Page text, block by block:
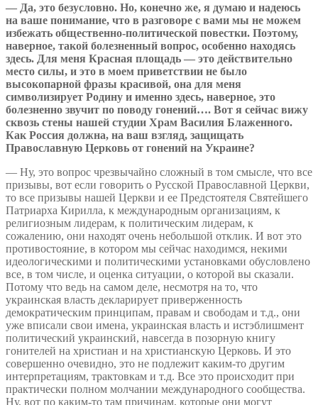
— Да, это безусловно. Но, конечно же, я думаю и надеюсь
на ваше понимание, что в разговоре с вами мы не можем
избежать общественно-политической повестки. Поэтому,
наверное, такой болезненный вопрос, особенно находясь
здесь. Для меня Красная площадь — это действительно
место силы, и это в моем приветствии не было
высокопарной фразы красивой, она для меня
символизирует Родину и именно здесь, наверное, это
болезненно звучит по поводу гонений…. Вот я сейчас вижу
сквозь стены нашей студии Храм Василия Блаженного.
Как Россия должна, на ваш взгляд, защищать
Православную Церковь от гонений на Украине?
— Ну, это вопрос чрезвычайно сложный в том смысле, что все
призывы, вот если говорить о Русской Православной Церкви,
то все призывы нашей Церкви и ее Предстоятеля Святейшего
Патриарха Кирилла, к международным организациям, к
религиозным лидерам, к политическим лидерам, к
сожалению, они находят очень небольшой отклик. И вот это
противостояние, в котором мы сейчас находимся, некими
идеологическими и политическими установками обусловлено
все, в том числе, и оценка ситуации, о которой вы сказали.
Потому что ведь на самом деле, несмотря на то, что
украинская власть декларирует приверженность
демократическим принципам, правам и свободам и т.д., они
уже вписали свои имена, украинская власть и истэблишмент
политический украинский, навсегда в позорную книгу
гонителей на христиан и на христианскую Церковь. И это
совершенно очевидно, это не подлежит каким-то другим
интерпретациям, трактовкам и т.д. Все это происходит при
практически полном молчании международного сообщества.
Ну, вот по каким-то там причинам, которые они могут